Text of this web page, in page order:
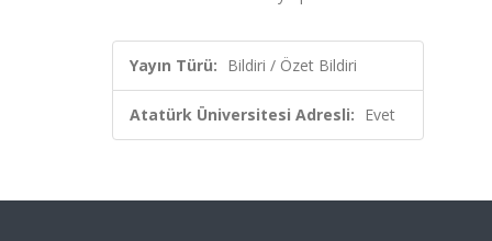
Yayın Türü: Bildiri / Özet Bildiri
Atatürk Üniversitesi Adresli: Evet